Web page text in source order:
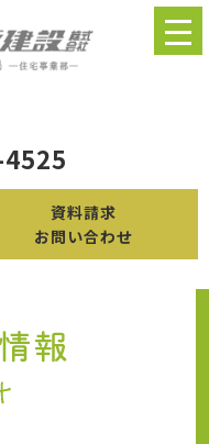
資料請求
お問い合わせ